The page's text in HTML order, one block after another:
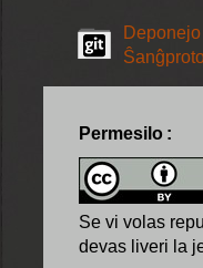
Permesilo :
Se vi volas
devas liveri la